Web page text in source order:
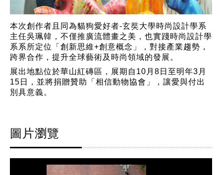
本次創作者且同為貓狗愛好者-玄奘大學時尚設計學系
主任吳珮韓，不僅推廣流體畫之美，也實踐時尚設計學
系系所定位「創新思維+創意概念」，對接產業趨勢，
跨界合作，提升全球藝術及時尚領域的發展。
展出地點位於華山紅磚區，展期自10月8日至明年3月
15日，並將捐贈贊助「相信動物協會」，讓愛與付出
別具意義。
圖片瀏覽